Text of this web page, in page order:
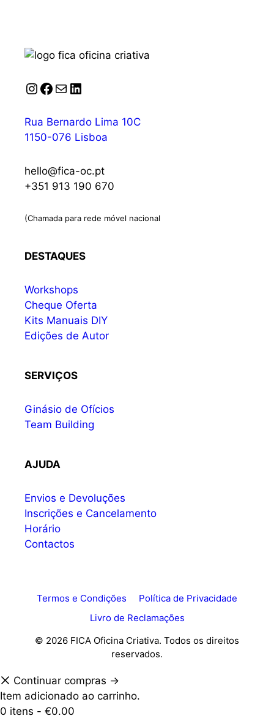
Instagram
Facebook
Correio
LinkedIn
Rua Bernardo Lima 10C
1150-076 Lisboa
hello@fica-oc.pt
+351 913 190 670
(Chamada para rede móvel nacional
DESTAQUES
Workshops
Cheque Oferta
Kits Manuais DIY
Edições de Autor
SERVIÇOS
Ginásio de Ofícios
Team Building
AJUDA
Envios e Devoluções
Inscrições e Cancelamento
Horário
Contactos
Termos e Condições
Política de Privacidade
Livro de Reclamações
© 2026 FICA Oficina Criativa. Todos os direitos
reservados.
Continuar compras →
Item adicionado ao carrinho.
0 itens - €0.00